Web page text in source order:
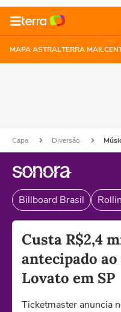
MAPA ASTRALTERRA MAIL
Capa Diversão
Billboard Brasil
Custa R$2,4
antecipado
Lovato em SP
Ticketmaster anuncia